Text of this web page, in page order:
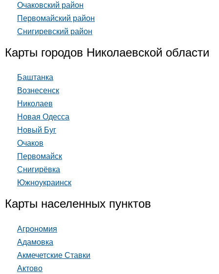
Очаковский район
Первомайский район
Снигиревский район
Карты городов Николаевской области
Баштанка
Вознесенск
Николаев
Новая Одесса
Новый Буг
Очаков
Первомайск
Снигирёвка
Южноукраинск
Карты населенных пунктов
Агрономия
Адамовка
Акмечетские Ставки
Актово